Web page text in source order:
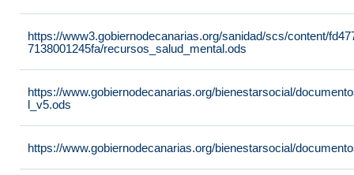
https://www3.gobiernodecanarias.org/sanidad/scs/content/
7138001245fa/recursos_salud_mental.ods
https://www.gobiernodecanarias.org/bienestarsocial/
l_v5.ods
https://www.gobiernodecanarias.org/bienestarsocial/